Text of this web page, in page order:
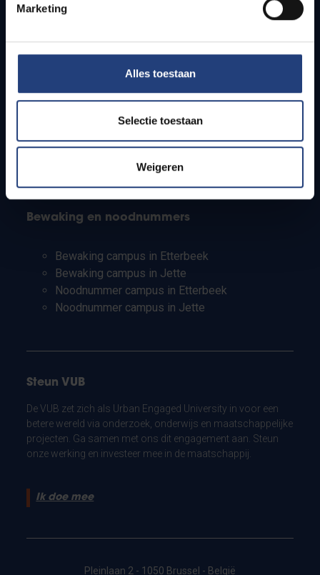
Marketing
Alles toestaan
Selectie toestaan
Weigeren
Studenten
PhD-studenten
Leerkrachten en secundaire scholen
Bewaking en noodnummers
Bewaking campus in Etterbeek
Bewaking campus in Jette
Noodnummer campus in Etterbeek
Noodnummer campus in Jette
Steun VUB
De VUB zet zich als Urban Engaged University in voor een
betere wereld via onderzoek, onderwijs en maatschappelijke
projecten. Ga samen met ons dit engagement aan. Steun
onze werking en investeer mee in de maatschappij.
Ik doe mee
Pleinlaan 2 - 1050 Brussel - België